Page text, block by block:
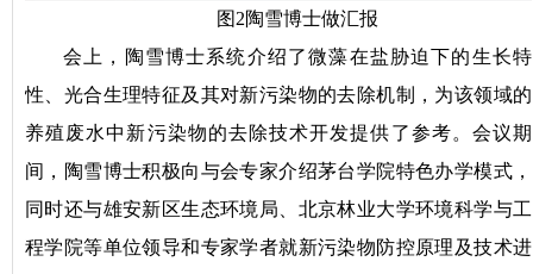
图2陶雪博士做汇报
会上，陶雪博士系统介绍了微藻在盐胁迫下的生长特
性、光合生理特征及其对新污染物的去除机制，为该领域的
养殖废水中新污染物的去除技术开发提供了参考。会议期
间，陶雪博士积极向与会专家介绍茅台学院特色办学模式，
同时还与雄安新区生态环境局、北京林业大学环境科学与工
程学院等单位领导和专家学者就新污染物防控原理及技术进